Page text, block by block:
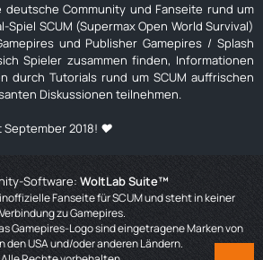
deutsche Community und Fanseite rund um
Spiel SCUM (Supermax Open World Survival)
und Publisher Gamepires / Splash
Spieler zusammen finden, Informationen
durch Tutorials rund um SCUM auffrischen
Diskussionen teilnehmen.
September 2018! ❤️
Software: WoltLab Suite™
Fanseite für SCUM und steht in keiner
Verbindung zu Gamepires.
Gamepires-Logo sind eingetragene Marken von
den USA und/oder anderen Ländern.